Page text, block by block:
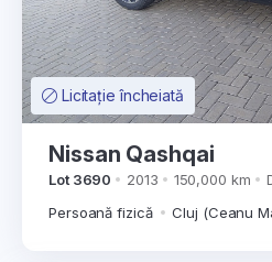
Licitație încheiată
Nissan Qashqai
Lot 3690 2013 150,000 km
Persoană fizică
Cluj (Ceanu